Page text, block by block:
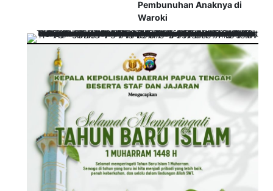
Pembunuhan Anaknya di
Waroki